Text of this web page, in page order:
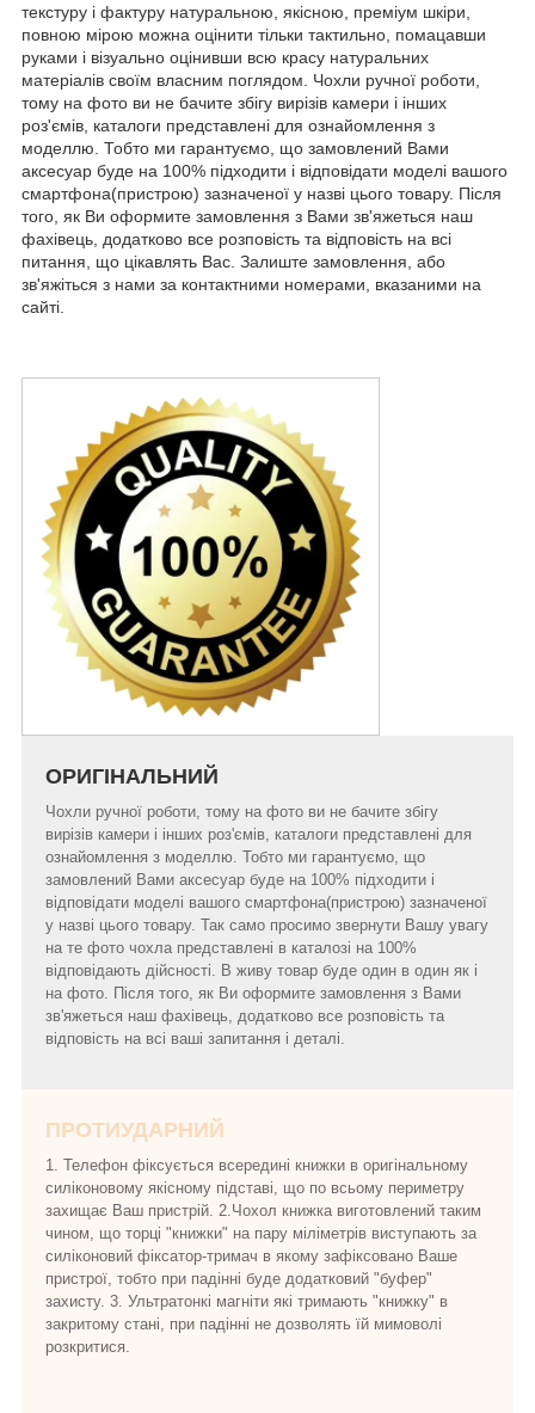
текстуру і фактуру натуральною, якісною, преміум шкіри,
повною мірою можна оцінити тільки тактильно, помацавши
руками і візуально оцінивши всю красу натуральних
матеріалів своїм власним поглядом. Чохли ручної роботи,
тому на фото ви не бачите збігу вирізів камери і інших
роз'ємів, каталоги представлені для ознайомлення з
моделлю. Тобто ми гарантуємо, що замовлений Вами
аксесуар буде на 100% підходити і відповідати моделі вашого
смартфона(пристрою) зазначеної у назві цього товару. Після
того, як Ви оформите замовлення з Вами зв'яжеться наш
фахівець, додатково все розповість та відповість на всі
питання, що цікавлять Вас. Залиште замовлення, або
зв'яжіться з нами за контактними номерами, вказаними на
сайті.
ОРИГІНАЛЬНИЙ
Чохли ручної роботи, тому на фото ви не бачите збігу
вирізів камери і інших роз'ємів, каталоги представлені для
ознайомлення з моделлю. Тобто ми гарантуємо, що
замовлений Вами аксесуар буде на 100% підходити і
відповідати моделі вашого смартфона(пристрою) зазначеної
у назві цього товару. Так само просимо звернути Вашу увагу
на те фото чохла представлені в каталозі на 100%
відповідають дійсності. В живу товар буде один в один як і
на фото. Після того, як Ви оформите замовлення з Вами
зв'яжеться наш фахівець, додатково все розповість та
відповість на всі ваші запитання і деталі.
ПРОТИУДАРНИЙ
1. Телефон фіксується всередині книжки в оригінальному
силіконовому якісному підставі, що по всьому периметру
захищає Ваш пристрій. 2.Чохол книжка виготовлений таким
чином, що торці "книжки" на пару міліметрів виступають за
силіконовий фіксатор-тримач в якому зафіксовано Ваше
пристрої, тобто при падінні буде додатковий "буфер"
захисту. 3. Ультратонкі магніти які тримають "книжку" в
закритому стані, при падінні не дозволять їй мимоволі
розкритися.